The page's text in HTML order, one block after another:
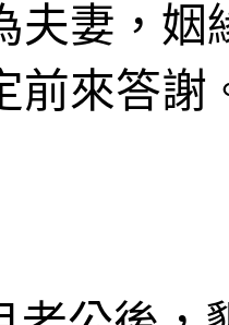
夫妻， 姻
前來答謝